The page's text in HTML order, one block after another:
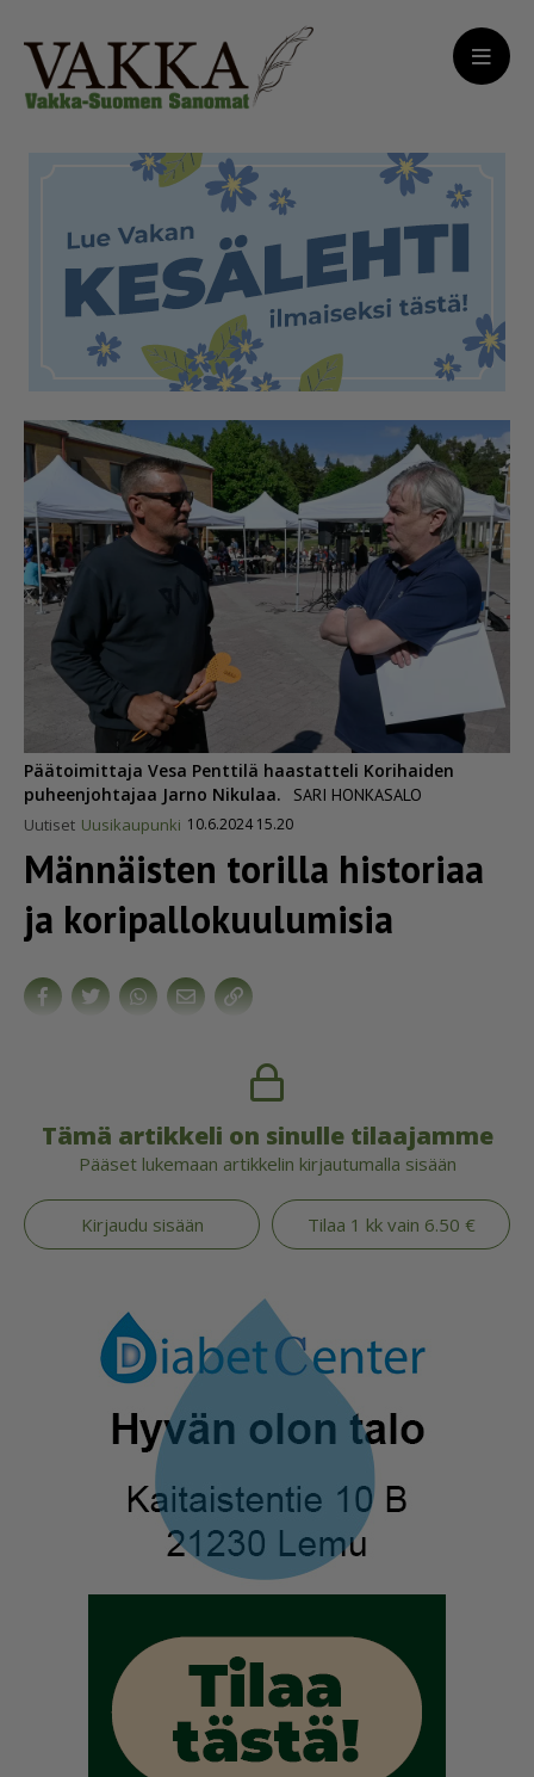
Päätoimittaja Vesa Penttilä haastatteli Korihaiden
puheenjohtajaa Jarno Nikulaa.
SARI HONKASALO
Uutiset Uusikaupunki 10.6.2024 15.20
Männäisten torilla historiaa
ja koripal­lo­kuu­lu­misia
Tämä artikkeli on sinulle tilaajamme
Pääset lukemaan artikkelin kirjautumalla sisään
Kirjaudu sisään Tilaa 1 kk vain 6.50 €